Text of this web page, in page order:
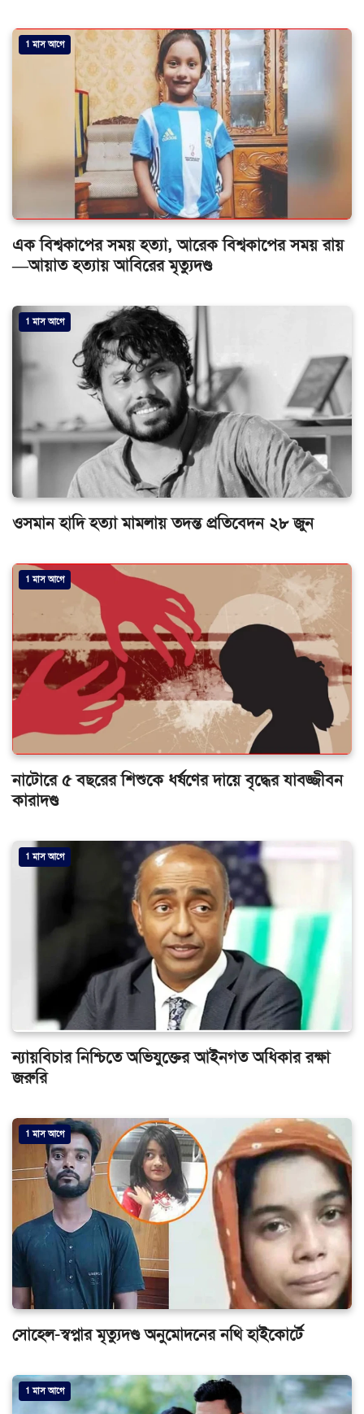
1 মাস আগে
এক বিশ্বকাপের সময় হত্যা, আরেক বিশ্বকাপের সময় রায়
—আয়াত হত্যায় আবিরের মৃত্যুদণ্ড
1 মাস আগে
ওসমান হাদি হত্যা মামলায় তদন্ত প্রতিবেদন ২৮ জুন
1 মাস আগে
নাটোরে ৫ বছরের শিশুকে ধর্ষণের দায়ে বৃদ্ধের যাবজ্জীবন
কারাদণ্ড
1 মাস আগে
ন্যায়বিচার নিশ্চিতে অভিযুক্তের আইনগত অধিকার রক্ষা
জরুরি
1 মাস আগে
সোহেল-স্বপ্নার মৃত্যুদণ্ড অনুমোদনের নথি হাইকোর্টে
1 মাস আগে